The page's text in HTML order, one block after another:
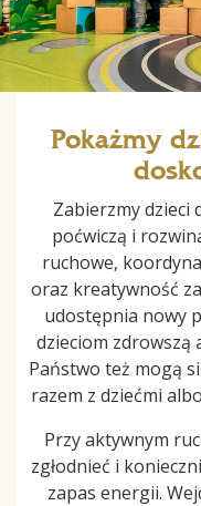
Pokażmy
Zabierzmy dzieci
poćwiczą i
ruchowe,
oraz kreatywność
udostępnia nowy
dzieciom
Państwo też mogą
razem z dziećmi
Przy aktywnym
zgłodnieć i
zapas energii.